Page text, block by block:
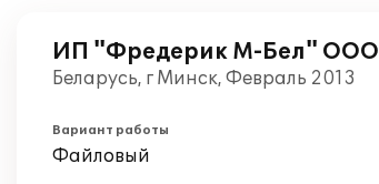
ИП "Фредерик М-Бел" ООО
Беларусь, г Минск, Февраль 2013
Вариант работы
Файловый